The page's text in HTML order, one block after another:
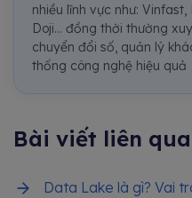
nhiều lĩnh vực như:
Doji... đồng thời thường
chuyển đổi số, quản lý
thống công nghệ hiệu quả
Bài viết liên
Data Lake là gì? Vai